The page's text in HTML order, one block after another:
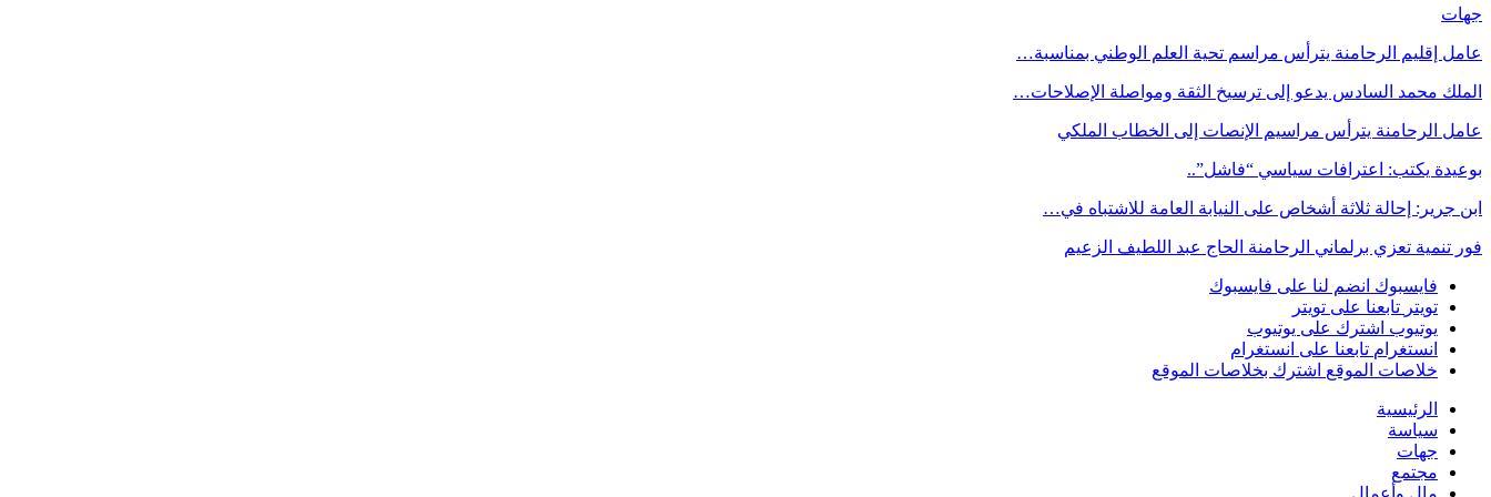
جهات
عامل إقليم الرحامنة يترأس مراسم تحية العلم الوطني بمناسبة…
الملك محمد السادس يدعو إلى ترسيخ الثقة ومواصلة الإصلاحات…
عامل الرحامنة يترأس مراسيم الإنصات إلى الخطاب الملكي
بوعيدة يكتب: اعترافات سياسي “فاشل”..
ابن جرير: إحالة ثلاثة أشخاص على النيابة العامة للاشتباه في…
فور تنمية تعزي برلماني الرحامنة الحاج عبد اللطيف الزعيم
فايسبوك انضم لنا على فايسبوك
تويتر تابعنا على تويتر
يوتيوب اشترك على يوتيوب
انستغرام تابعنا على انستغرام
خلاصات الموقع اشترك بخلاصات الموقع
الرئيسية
سياسة
جهات
مجتمع